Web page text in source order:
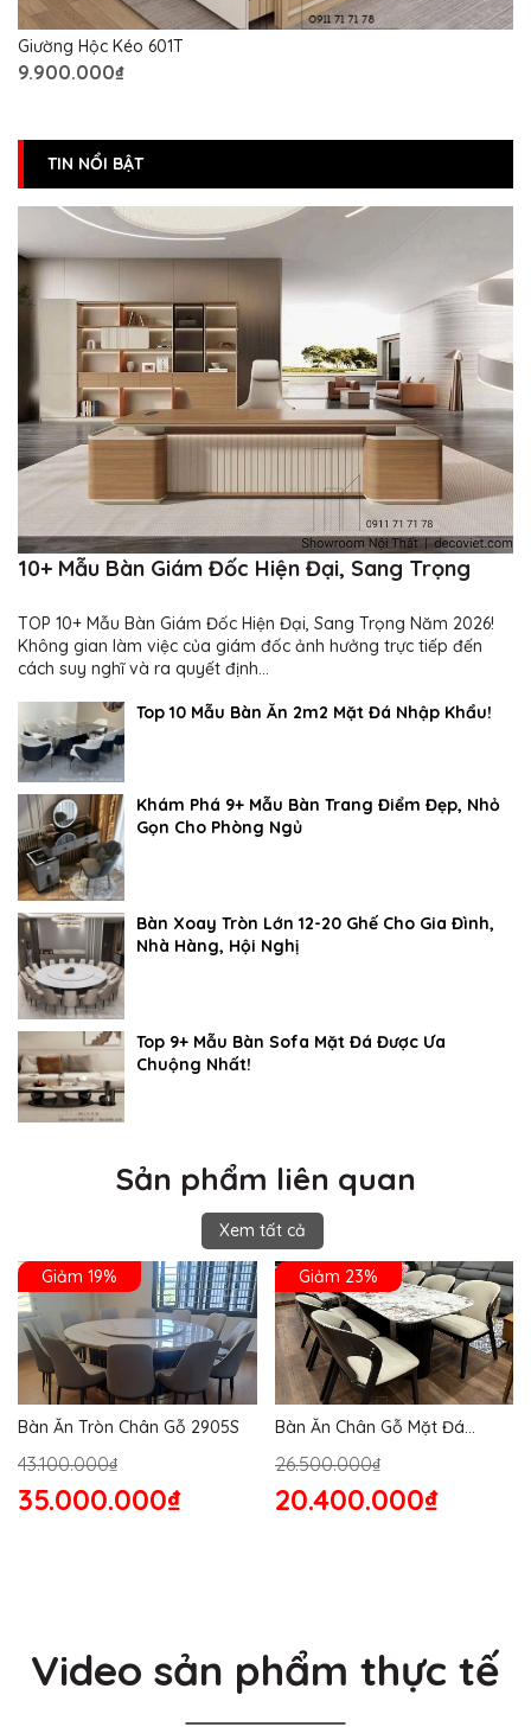
Giường Hộc Kéo 601T
9.900.000₫
TIN NỔI BẬT
10+ Mẫu Bàn Giám Đốc Hiện Đại, Sang Trọng
TOP 10+ Mẫu Bàn Giám Đốc Hiện Đại, Sang Trọng Năm 2026!
Không gian làm việc của giám đốc ảnh hưởng trực tiếp đến
cách suy nghĩ và ra quyết định...
Top 10 Mẫu Bàn Ăn 2m2 Mặt Đá Nhập Khẩu!
Khám Phá 9+ Mẫu Bàn Trang Điểm Đẹp, Nhỏ
Gọn Cho Phòng Ngủ
Bàn Xoay Tròn Lớn 12-20 Ghế Cho Gia Đình,
Nhà Hàng, Hội Nghị
Top 9+ Mẫu Bàn Sofa Mặt Đá Được Ưa
Chuộng Nhất!
Sản phẩm liên quan
Xem tất cả
Giảm 19%
Bàn Ăn Tròn Chân Gỗ 2905S
43.100.000₫
35.000.000₫
Giảm 23%
Bàn Ăn Chân Gỗ Mặt Đá
26.500.000₫
20.400.000₫
Video sản phẩm thực tế